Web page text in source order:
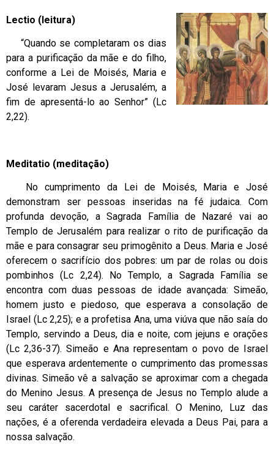
Lectio (leitura)
“Quando se completaram os dias
para a purificação da mãe e do filho,
conforme a Lei de Moisés, Maria e
José levaram Jesus a Jerusalém, a
fim de apresentá-lo ao Senhor” (Lc
2,22).
Meditatio (meditação)
No cumprimento da Lei de Moisés, Maria e José
demonstram ser pessoas inseridas na fé judaica. Com
profunda devoção, a Sagrada Família de Nazaré vai ao
Templo de Jerusalém para realizar o rito de purificação da
mãe e para consagrar seu primogênito a Deus. Maria e José
oferecem o sacrifício dos pobres: um par de rolas ou dois
pombinhos (Lc 2,24). No Templo, a Sagrada Família se
encontra com duas pessoas de idade avançada: Simeão,
homem justo e piedoso, que esperava a consolação de
Israel (Lc 2,25); e a profetisa Ana, uma viúva que não saía do
Templo, servindo a Deus, dia e noite, com jejuns e orações
(Lc 2,36-37). Simeão e Ana representam o povo de Israel
que esperava ardentemente o cumprimento das promessas
divinas. Simeão vê a salvação se aproximar com a chegada
do Menino Jesus. A presença de Jesus no Templo alude a
seu caráter sacerdotal e sacrifical. O Menino, Luz das
nações, é a oferenda verdadeira elevada a Deus Pai, para a
nossa salvação.